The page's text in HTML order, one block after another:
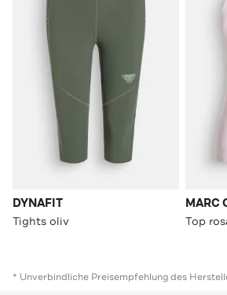
DYNAFIT
Tights oliv
MARC
Top
* Unverbindliche Preisempfehlung des